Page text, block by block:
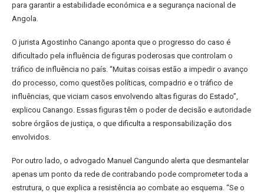
para garantir a estabilidade económica e a segurança nacional de
Angola.
O jurista Agostinho Canango aponta que o progresso do caso é
dificultado pela influência de figuras poderosas que controlam o
tráfico de influência no país. “Muitas coisas estão a impedir o avanço
do processo, como questões políticas, compadrio e o tráfico de
influências, que viciam casos envolvendo altas figuras do Estado”,
explicou Canango. Essas figuras têm o poder de decisão e autoridade
sobre órgãos de justiça, o que dificulta a responsabilização dos
envolvidos.
Por outro lado, o advogado Manuel Cangundo alerta que desmantelar
apenas um ponto da rede de contrabando pode comprometer toda a
estrutura, o que explica a resistência ao combate ao esquema. “Se o